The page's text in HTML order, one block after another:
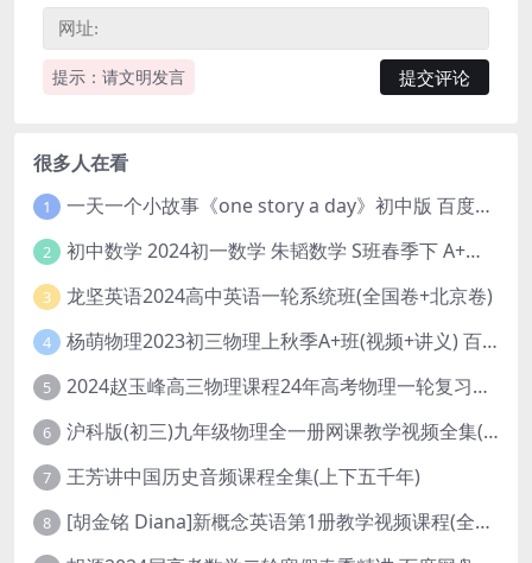
提示：请文明发言
很多人在看
1 一天一个小故事《one story a day》初中版 百度网盘分享下载
2 初中数学 2024初一数学 朱韬数学 S班春季下 A+班春季下 百度云网盘
3 龙坚英语2024高中英语一轮系统班(全国卷+北京卷)
4 杨萌物理2023初三物理上秋季A+班(视频+讲义) 百度网盘分享
5 2024赵玉峰高三物理课程24年高考物理一轮复习网课教程
6 沪科版(初三)九年级物理全一册网课教学视频全集(录播版 杜春雨 66讲)
7 王芳讲中国历史音频课程全集(上下五千年)
8 [胡金铭 Diana]新概念英语第1册教学视频课程(全集 百度网盘下载)